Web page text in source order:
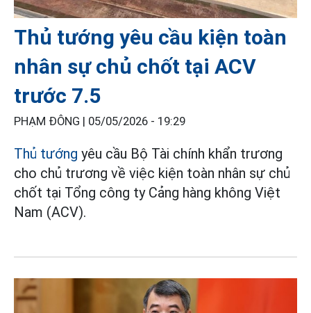
Thủ tướng yêu cầu kiện toàn
nhân sự chủ chốt tại ACV
trước 7.5
PHẠM ĐÔNG | 05/05/2026 - 19:29
Thủ tướng yêu cầu Bộ Tài chính khẩn trương
cho chủ trương về việc kiện toàn nhân sự chủ
chốt tại Tổng công ty Cảng hàng không Việt
Nam (ACV).